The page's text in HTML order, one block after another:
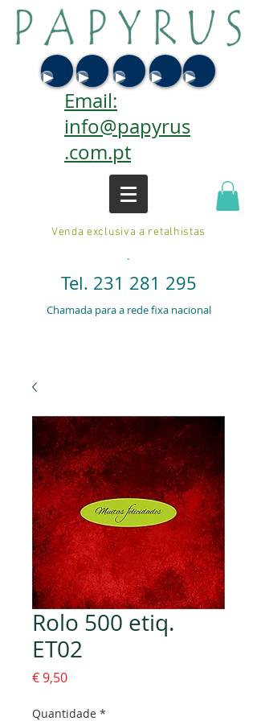
Email:
info@papyrus
.com.pt
Venda exclusiva a retalhistas
.
Tel. 231 281 295
Chamada para a rede fixa nacional
Rolo 500 etiq.
ET02
€ 9,50Preço
Quantidade *